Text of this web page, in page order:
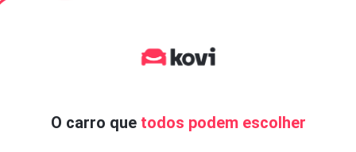
O carro que todos podem escolher